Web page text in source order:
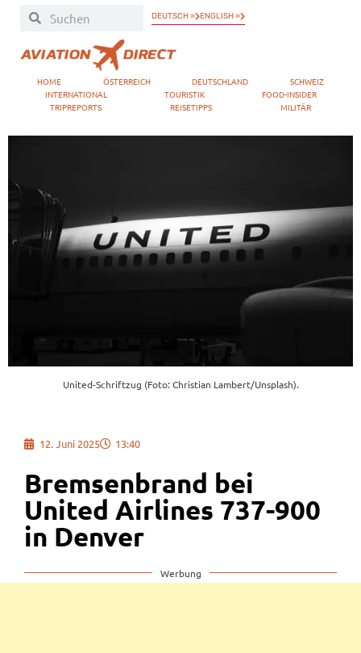
DEUTSCH » ENGLISH »
HOME ÖSTERREICH DEUTSCHLAND
SCHWEIZ
INTERNATIONAL
TOURISTIK
FOOD-INSIDER
TRIPREPORTS
REISETIPPS MILITÄR
United-Schriftzug (Foto: Christian Lambert/Unsplash).
12. Juni 2025 13:40
Bremsenbrand bei
United Airlines 737-900
in Denver
Werbung